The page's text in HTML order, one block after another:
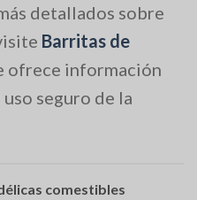
detallados sobre
Barritas de
ofrece información
seguro de la
comestibles